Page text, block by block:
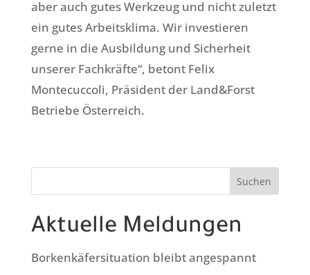
aber auch gutes Werkzeug und nicht zuletzt
ein gutes Arbeitsklima. Wir investieren
gerne in die Ausbildung und Sicherheit
unserer Fachkräfte“, betont Felix
Montecuccoli, Präsident der Land&Forst
Betriebe Österreich.
Suchen
Aktuelle Meldungen
Borkenkäfersituation bleibt angespannt